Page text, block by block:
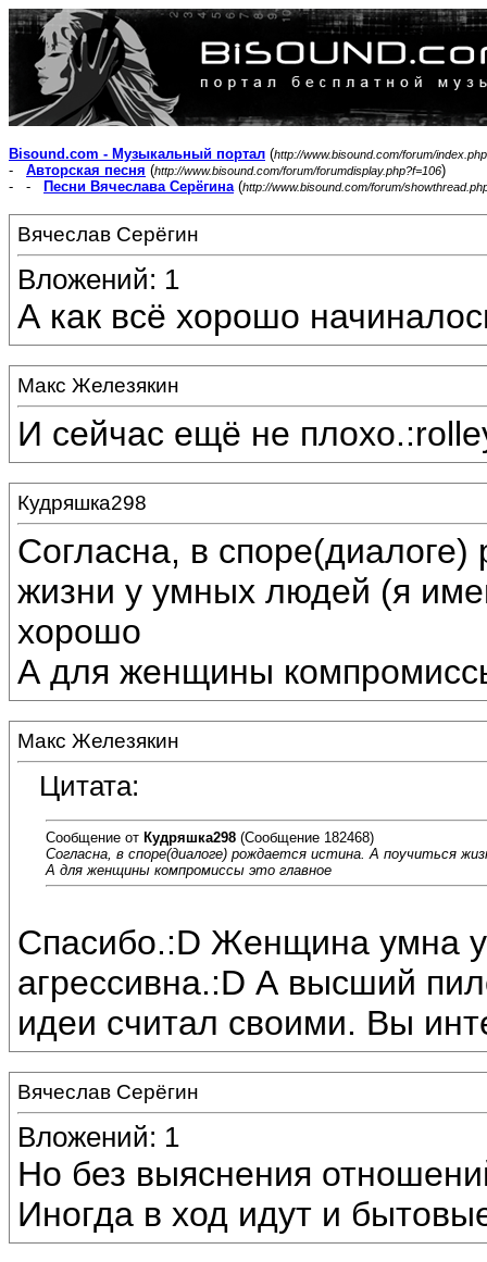
Bisound.com - Музыкальный портал (http://www.bisound.com/forum/index.php
- Авторская песня (http://www.bisound.com/forum/forumdisplay.php?f=106)
- -
Песни Вячеслава Серёгина(http://www.bisound.com/forum/
Вячеслав Серёгин
Вложений: 1
А как всё хорошо
Макс Железякин
И сейчас ещё не
Кудряшка298
Согласна, в споре(диалоге)
жизни у умных людей (я
хорошо
А для женщины
Макс Железякин
Цитата:
Сообщение от Кудряшка298 (Сообщение 182468)
Согласна, в споре(диалоге) рождается истина. А поучиться
А для женщины компромиссы это главное
Спасибо.:D Женщина умна
агрессивна.:D А высший
идеи считал своими. Вы
Вячеслав Серёгин
Вложений: 1
Но без выяснения
Иногда в ход идут и